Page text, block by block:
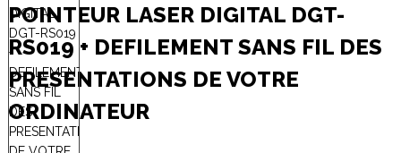
POINTEUR LASER DIGITAL DGT-
RS019 + DEFILEMENT SANS FIL DES
PRESENTATIONS DE VOTRE
ORDINATEUR